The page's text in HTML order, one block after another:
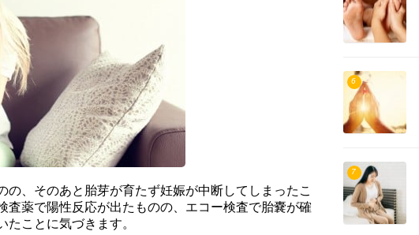
の、そのあと胎芽が育たず妊娠が中断してしまったこ
査薬で陽性反応が出たものの、エコー検査で胎嚢が確
ことに気づきます。
6
7